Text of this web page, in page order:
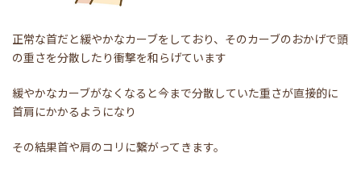
正常な首だと緩やかなカーブをしており、そのカーブのおかげで頭
の重さを分散したり衝撃を和らげています
緩やかなカーブがなくなると今まで分散していた重さが直接的に
首肩にかかるようになり
その結果首や肩のコリに繋がってきます。